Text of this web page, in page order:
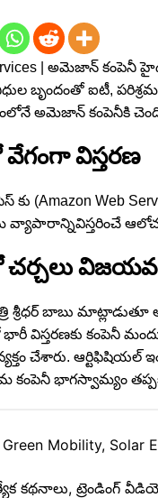
| అమెజాన్ కంపెనీ
బృందంతో ఐటీ,
అమెజాన్ కంపెనీకి
విస్త‌ర‌ణ‌
కు (Amazon Web
శ్రీధర్ బాబు
భారీ విస్తరణకు కంపెనీ
చేశారు. ఆర్టిఫిషియల్
కంపెనీ భాగస్వామ్యం
Green Mobility, Solar
కథనాలు, ట్రెండింగ్